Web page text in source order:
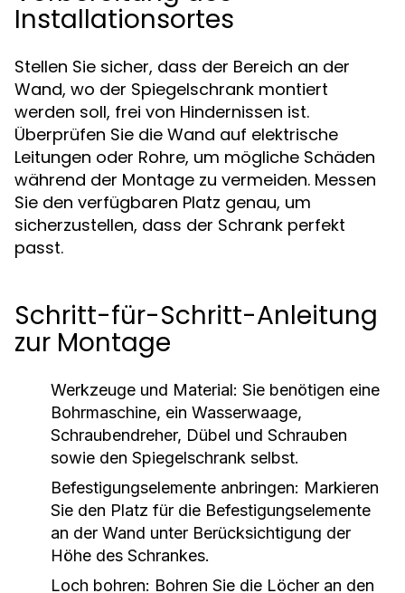
Installationsortes
Stellen Sie sicher, dass der Bereich an der
Wand, wo der Spiegelschrank montiert
werden soll, frei von Hindernissen ist.
Überprüfen Sie die Wand auf elektrische
Leitungen oder Rohre, um mögliche Schäden
während der Montage zu vermeiden. Messen
Sie den verfügbaren Platz genau, um
sicherzustellen, dass der Schrank perfekt
passt.
Schritt-für-Schritt-Anleitung
zur Montage
Werkzeuge und Material: Sie benötigen eine
Bohrmaschine, ein Wasserwaage,
Schraubendreher, Dübel und Schrauben
sowie den Spiegelschrank selbst.
Befestigungselemente anbringen: Markieren
Sie den Platz für die Befestigungselemente
an der Wand unter Berücksichtigung der
Höhe des Schrankes.
Loch bohren: Bohren Sie die Löcher an den